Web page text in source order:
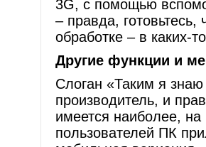
3G, с помощью
– правда,
обработке – в каких-
Другие функции и
Слоган «Таким я
производитель, и
имеется наиболее,
пользователей ПК